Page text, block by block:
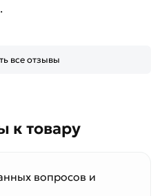
все отзывы
к товару
вопросов и